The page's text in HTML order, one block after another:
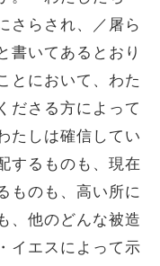
さらされ、／屠ら
書いてあるとおり
とにおいて、わた
ださる方によって
たしは確信してい
するものも、現在
ものも、高い所に
、他のどんな被造
イエスによって示